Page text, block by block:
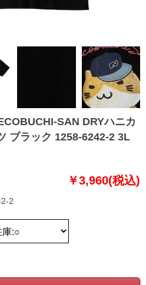
SAN DRYハニカ
ブラック 1258-6242-2 3L
￥3,960(税込)
2